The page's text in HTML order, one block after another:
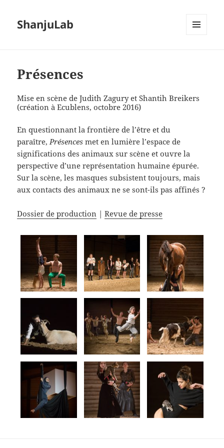
ShanjuLab
Présences
Mise en scène de Judith Zagury et Shantih Breikers
(création à Ecublens, octobre 2016)
En questionnant la frontière de l’être et du
paraître,Présencesmet en lumière l’espace de
significations des animaux sur scène et ouvre la
perspective d’une représentation humaine épurée.
Sur la scène, les masques subsistent toujours, mais
aux contacts des animaux ne se sont-ils pas affinés ?
Dossier de production |Revue de presse